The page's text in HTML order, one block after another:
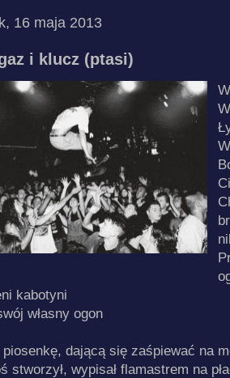
16 maja 2013
i klucz (ptasi)
kabotyni
własny ogon
piosenkę, dającą się zaśpiewać na
stworzył, wypisał flamastrem na